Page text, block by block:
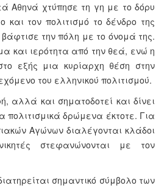
Αθηνά χτύπησε τη γη με το δόρυ
και τον πολιτισμό το δένδρο της
βάφτισε την πόλη με το όνομά της.
και ιερότητα από την θεά, ενώ η
εξής μια κυρίαρχη θέση στην
του ελληνικού πολιτισμού.
αλλά και σηματοδοτεί και δίνει
δρώμενα έκτοτε. Για
Αγώνων διαλέγονται κλάδοι
στεφανώνονται με τον
σημαντικό σύμβολο των